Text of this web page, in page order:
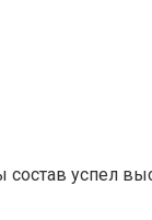
состав успел